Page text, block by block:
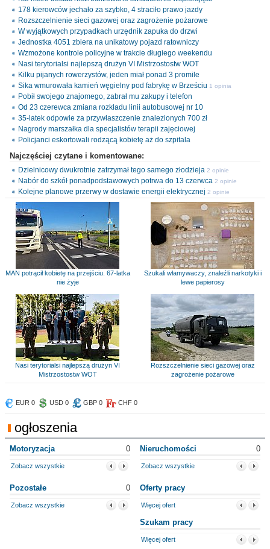
178 kierowców jechało za szybko, 4 straciło prawo jazdy
Rozszczelnienie sieci gazowej oraz zagrożenie pożarowe
W wyjątkowych przypadkach urzędnik zapuka do drzwi
Jednostka 4051 zbiera na unikatowy pojazd ratowniczy
Wzmożone kontrole policyjne w trakcie długiego weekendu
Nasi terytorialsi najlepszą drużyn VI Mistrzostostw WOT
Kilku pijanych rowerzystów, jeden miał ponad 3 promile
Sika wmurowała kamień węgielny pod fabrykę w Brześciu 1 opinia
Pobił swojego znajomego, zabrał mu zakupy i telefon
Od 23 czerewca zmiana rozkładu linii autobusowej nr 10
35-latek odpowie za przywłaszczenie znalezionych 700 zł
Nagrody marszałka dla specjalistów terapii zajęciowej
Policjanci eskortowali rodzącą kobietę aż do szpitala
Najczęściej czytane i komentowane:
Dzielnicowy dwukrotnie zatrzymał tego samego złodzieja 2 opinie
Nabór do szkół ponadpodstawowych potrwa do 13 czerwca 2 opinie
Kolejne planowe przerwy w dostawie energii elektrycznej 2 opinie
MAN potrącił kobietę na przejściu. 67-latka
nie żyje
Szukali włamywaczy, znaleźli narkotyki i
lewe papierosy
Nasi terytorialsi najlepszą drużyn VI
Mistrzostostw WOT
Rozszczelnienie sieci gazowej oraz
zagrożenie pożarowe
EUR 0 USD 0 GBP 0 CHF 0
ogłoszenia
Motoryzacja 0
Zobacz wszystkie
Nieruchomości 0
Zobacz wszystkie
Pozostałe 0
Zobacz wszystkie
Oferty pracy
Więcej ofert
Szukam pracy
Więcej ofert